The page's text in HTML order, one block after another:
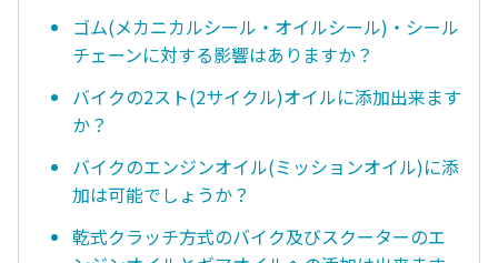
ゴム(メカニカルシール・オイルシール)・シール
チェーンに対する影響はありますか？
バイクの2スト(2サイクル)オイルに添加出来ます
か？
バイクのエンジンオイル(ミッションオイル)に添
加は可能でしょうか？
乾式クラッチ方式のバイク及びスクーターのエ